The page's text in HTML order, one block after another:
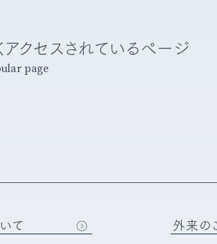
アクセスされているページ
page
て 外来の